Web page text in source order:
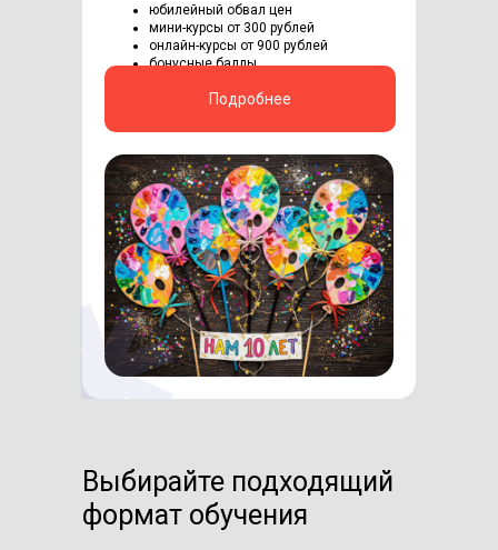
юбилейный обвал цен
мини-курсы от 300 рублей
онлайн-курсы от 900 рублей
бонусные баллы
Подробнее
Выбирайте подходящий
формат обучения